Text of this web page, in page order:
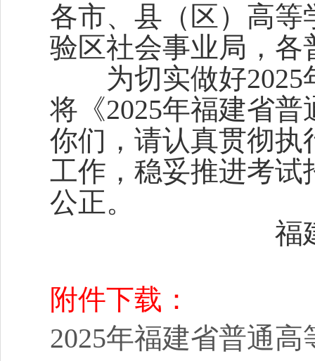
各市、县（区）高
验区社会事业局，各
为切实做好2025
将《2025年福建省
你们，请认真贯彻执
工作，稳妥推进考试
公正。
福建
附件下载：
2025年福建省普通